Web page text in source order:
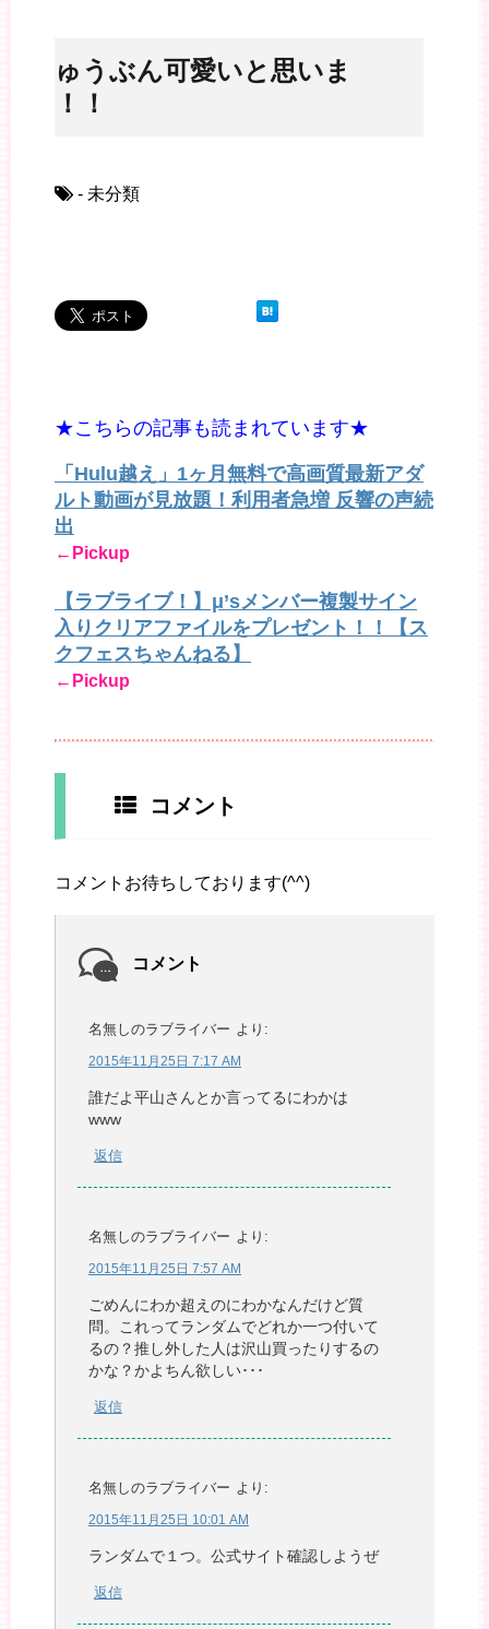
じゅうぶん可愛いと思いま
す！！
- 未分類
★こちらの記事も読まれています★
「Hulu越え」1ヶ月無料で高画質最新アダ
ルト動画が見放題！利用者急増 反響の声続
出
←Pickup
【ラブライブ！】μ’sメンバー複製サイン
入りクリアファイルをプレゼント！！【ス
クフェスちゃんねる】
←Pickup
コメント
コメントお待ちしております(^^)
コメント
名無しのラブライバー より:
2015年11月25日 7:17 AM
誰だよ平山さんとか言ってるにわかは
www
返信
名無しのラブライバー より:
2015年11月25日 7:57 AM
ごめんにわか超えのにわかなんだけど質
問。これってランダムでどれか一つ付いて
るの？推し外した人は沢山買ったりするの
かな？かよちん欲しい･･･
返信
名無しのラブライバー より:
2015年11月25日 10:01 AM
ランダムで１つ。公式サイト確認しようぜ
返信